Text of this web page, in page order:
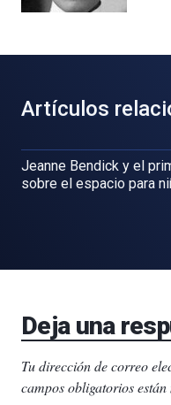
Artículos
Jeanne Bendick y el
sobre el espacio para
Deja una
Tu dirección de correo
campos obligatorios